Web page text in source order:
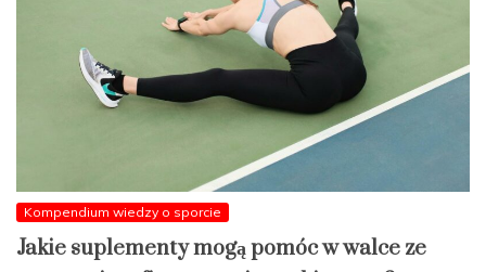
Kompendium wiedzy o sporcie
Jakie suplementy mogą pomóc w walce ze